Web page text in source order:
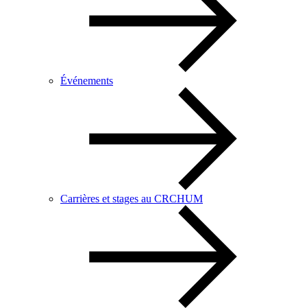
Événements
Carrières et stages au CRCHUM